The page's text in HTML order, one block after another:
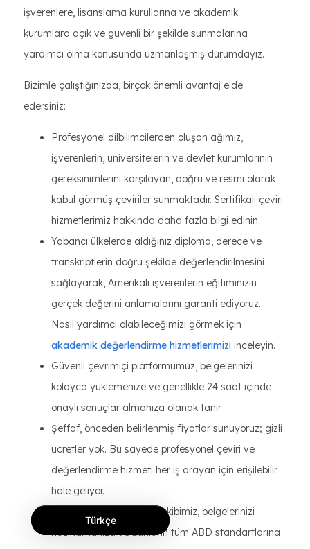
işverenlere, lisanslama kurullarına ve akademik
kurumlara açık ve güvenli bir şekilde sunmalarına
yardımcı olma konusunda uzmanlaşmış durumdayız.
Bizimle çalıştığınızda, birçok önemli avantaj elde
edersiniz:
Profesyonel dilbilimcilerden oluşan ağımız,
işverenlerin, üniversitelerin ve devlet kurumlarının
gereksinimlerini karşılayan, doğru ve resmi olarak
kabul görmüş çeviriler sunmaktadır. Sertifikalı çeviri
hizmetlerimiz hakkında daha fazla bilgi edinin.
Yabancı ülkelerde aldığınız diploma, derece ve
transkriptlerin doğru şekilde değerlendirilmesini
sağlayarak, Amerikalı işverenlerin eğitiminizin
gerçek değerini anlamalarını garanti ediyoruz.
Nasıl yardımcı olabileceğimizi görmek için
akademik değerlendirme hizmetlerimizi inceleyin.
Güvenli çevrimiçi platformumuz, belgelerinizi
kolayca yüklemenize ve genellikle 24 saat içinde
onaylı sonuçlar almanıza olanak tanır.
Şeffaf, önceden belirlenmiş fiyatlar sunuyoruz; gizli
ücretler yok. Bu sayede profesyonel çeviri ve
değerlendirme hizmeti her iş arayan için erişilebilir
hale geliyor.
Alanında uzman destek ekibimiz, belgelerinizi
hazırlamanıza ve bunların tüm ABD standartlarına
Türkçe